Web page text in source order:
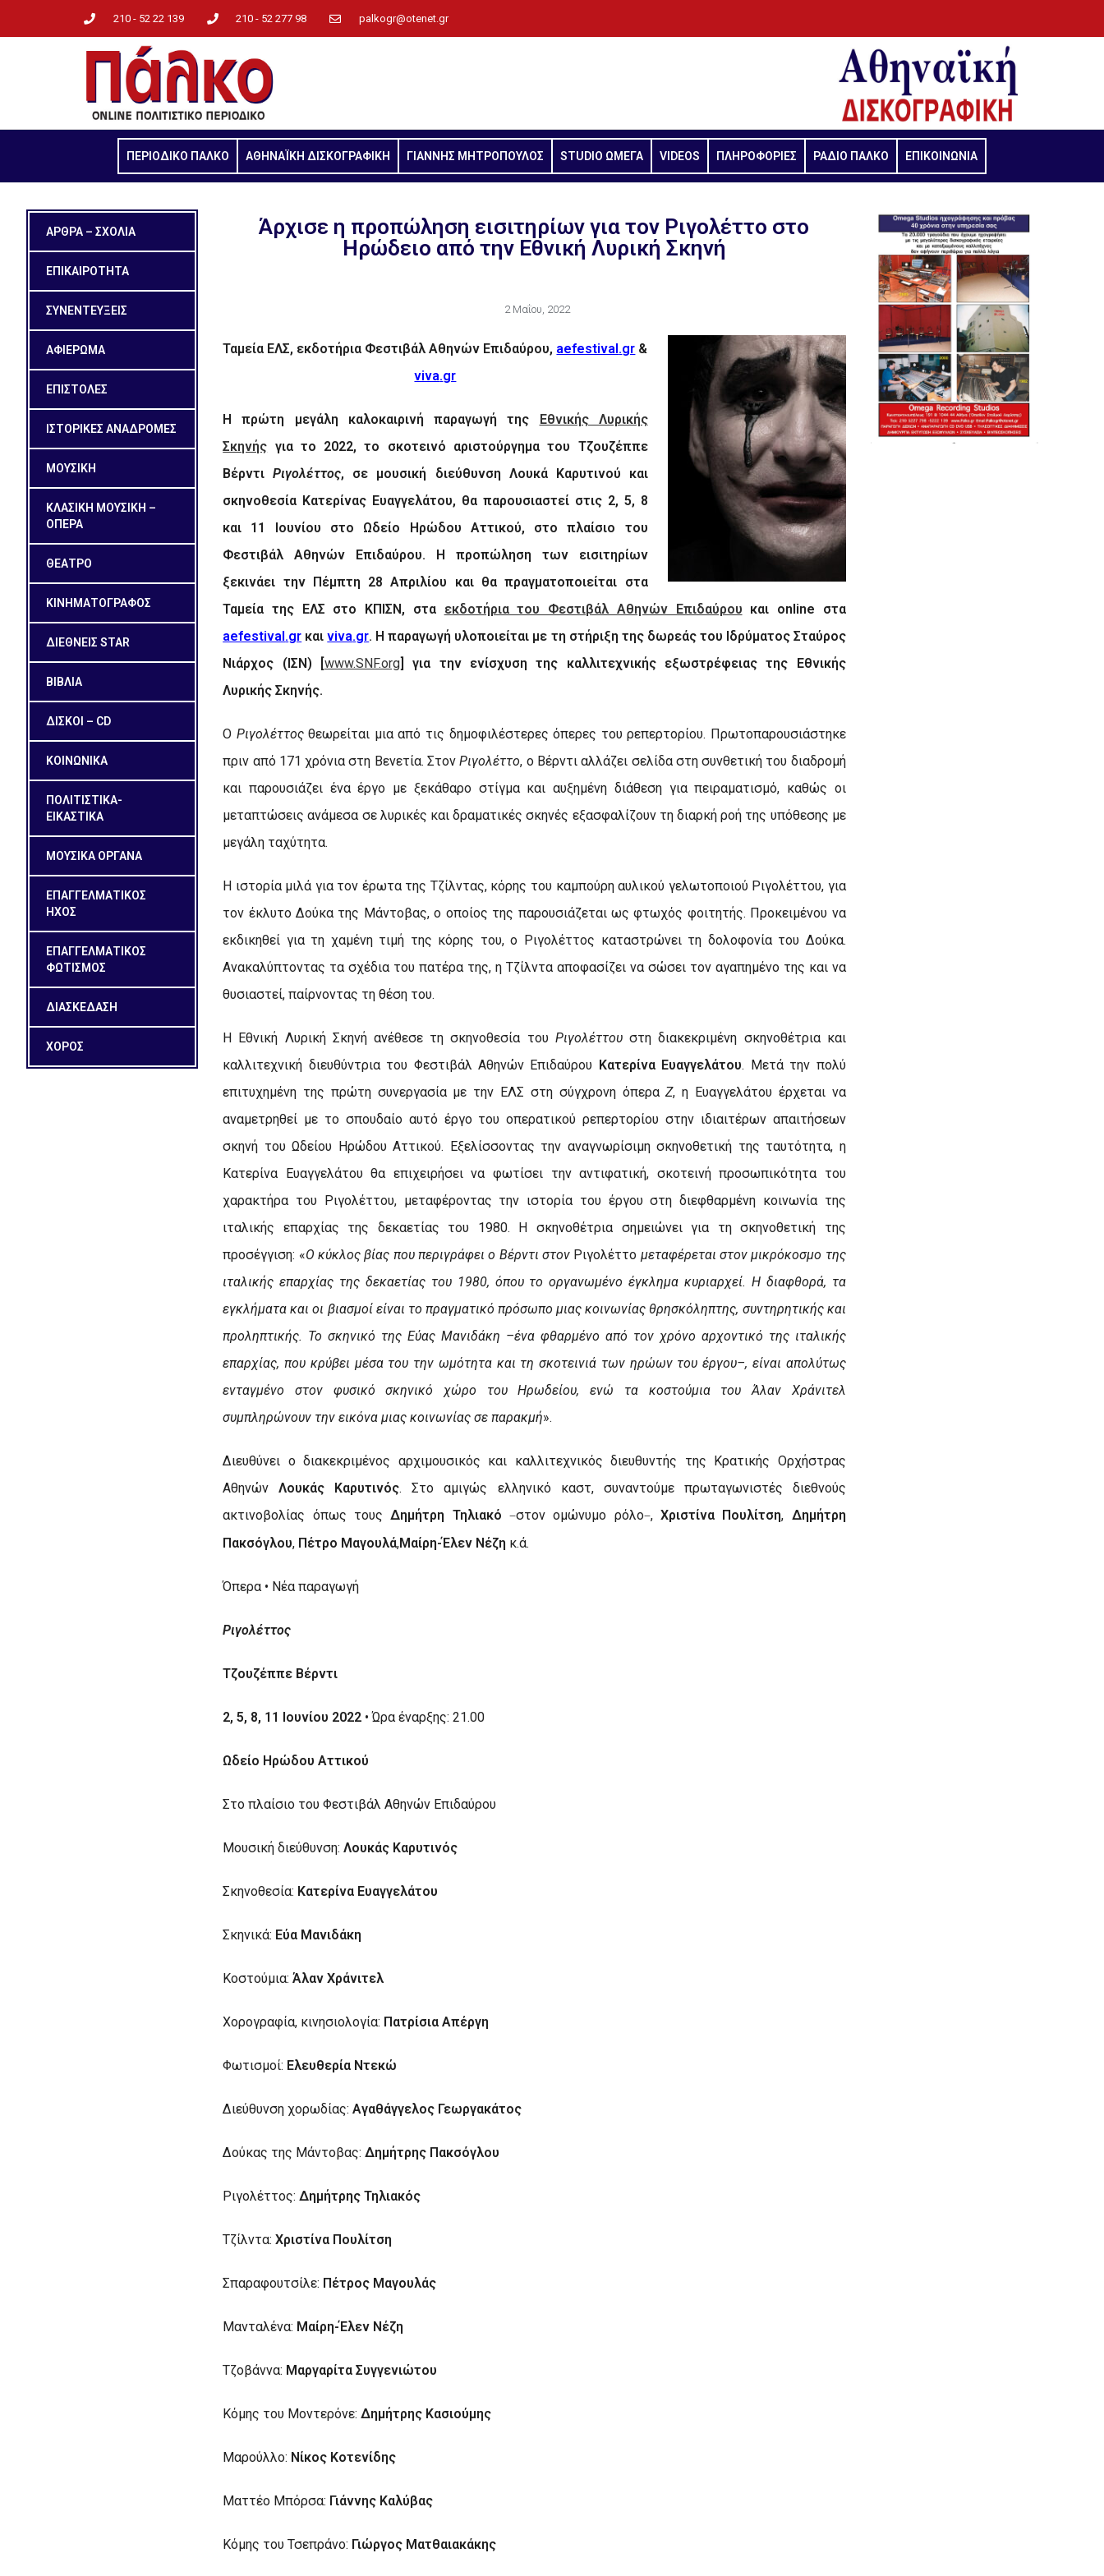
210 - 52 22 139 210 - 52 277 98 palkogr@otenet.gr
ΠΕΡΙΟΔΙΚΟ ΠΑΛΚΟ ΑΘΗΝΑΪΚΗ ΔΙΣΚΟΓΡΑΦΙΚΗ ΓΙΑΝΝΗΣ ΜΗΤΡΟΠΟΥΛΟΣ STUDIO ΩΜΕΓΑ VIDEOS ΠΛΗΡΟΦΟΡΙΕΣ ΡΑΔΙΟ ΠΑΛΚΟ ΕΠΙΚΟΙΝΩΝΙΑ
ΑΡΘΡΑ – ΣΧΟΛΙΑ
ΕΠΙΚΑΙΡΟΤΗΤΑ
ΣΥΝΕΝΤΕΥΞΕΙΣ
ΑΦΙΕΡΩΜΑ
ΕΠΙΣΤΟΛΕΣ
ΙΣΤΟΡΙΚΕΣ ΑΝΑΔΡΟΜΕΣ
ΜΟΥΣΙΚΗ
ΚΛΑΣΙΚΗ ΜΟΥΣΙΚΗ –
ΟΠΕΡΑ
ΘΕΑΤΡΟ
ΚΙΝΗΜΑΤΟΓΡΑΦΟΣ
ΔΙΕΘΝΕΙΣ STAR
ΒΙΒΛΙΑ
ΔΙΣΚΟΙ – CD
ΚΟΙΝΩΝΙΚΑ
ΠΟΛΙΤΙΣΤΙΚΑ-
ΕΙΚΑΣΤΙΚΑ
ΜΟΥΣΙΚΑ ΟΡΓΑΝΑ
ΕΠΑΓΓΕΛΜΑΤΙΚΟΣ
ΗΧΟΣ
ΕΠΑΓΓΕΛΜΑΤΙΚΟΣ
ΦΩΤΙΣΜΟΣ
ΔΙΑΣΚΕΔΑΣΗ
ΧΟΡΟΣ
Άρχισε η προπώληση εισιτηρίων για τον Ριγολέττο στο
Ηρώδειο από την Εθνική Λυρική Σκηνή
2 Μαΐου, 2022
Ταμεία ΕΛΣ, εκδοτήρια Φεστιβάλ Αθηνών Επιδαύρου, aefestival .gr &
viva.gr
Η πρώτη μεγάλη καλοκαιρινή παραγωγή της
Εθνικής Λυρικής
Σκηνής για το 2022, το σκοτεινό αριστούργημα του Τζουζέππε
ΒέρντιΡιγολέττος, σε μουσική διεύθυνση Λουκά Καρυτινού και
σκηνοθεσία Κατερίνας Ευαγγελάτου, θα παρουσιαστεί στις 2, 5, 8
και 11 Ιουνίου στο Ωδείο Ηρώδου Αττικού, στο πλαίσιο του
Φεστιβάλ Αθηνών Επιδαύρου. Η προπώληση των εισιτηρίων
ξεκινάει την Πέμπτη 28 Απριλίου και θα πραγματοποιείται στα
Ταμεία της ΕΛΣ στο ΚΠΙΣΝ, στα εκδοτήρια του Φεστιβάλ Αθηνών Επιδαύρου και online στα
aefestival .gr καιviva.gr. Η παραγωγή υλοποιείται με τη στήριξη της δωρεάς του Ιδρύματος Σταύρος
Νιάρχος (ΙΣΝ) [ www.SNF.org] για την ενίσχυση της καλλιτεχνικής εξωστρέφειας της Εθνικής
Λυρικής Σκηνής.
Ο Ριγολέττοςθεωρείται μια από τις δημοφιλέστερες όπερες του ρεπερτορίου. Πρωτοπαρουσιάστηκε
πριν από 171 χρόνια στη Βενετία. ΣτονΡιγολέττο, ο Βέρντι αλλάζει σελίδα στη συνθετική του διαδρομή
και παρουσιάζει ένα έργο με ξεκάθαρο στίγμα και αυξημένη διάθεση για πειραματισμό, καθώς οι
μεταπτώσεις ανάμεσα σε λυρικές και δραματικές σκηνές εξασφαλίζουν τη διαρκή ροή της υπόθεσης με
μεγάλη ταχύτητα.
Η ιστορία μιλά για τον έρωτα της Τζίλντας, κόρης του καμπούρη αυλικού γελωτοποιού Ριγολέττου, για
τον έκλυτο Δούκα της Μάντοβας, ο οποίος της παρουσιάζεται ως φτωχός φοιτητής. Προκειμένου να
εκδικηθεί για τη χαμένη τιμή της κόρης του, ο Ριγολέττος καταστρώνει τη δολοφονία του Δούκα.
Ανακαλύπτοντας τα σχέδια του πατέρα της, η Τζίλντα αποφασίζει να σώσει τον αγαπημένο της και να
θυσιαστεί, παίρνοντας τη θέση του.
Η Εθνική Λυρική Σκηνή ανέθεσε τη σκηνοθεσία του Ριγολέττουστη διακεκριμένη σκηνοθέτρια και
καλλιτεχνική διευθύντρια του Φεστιβάλ Αθηνών Επιδαύρου
Κατερίνα Ευαγγελάτου. Μετά την πολύ
επιτυχημένη της πρώτη συνεργασία με την ΕΛΣ στη σύγχρονη όπεραΖ, η Ευαγγελάτου έρχεται να
αναμετρηθεί με το σπουδαίο αυτό έργο του οπερατικού ρεπερτορίου στην ιδιαιτέρων απαιτήσεων
σκηνή του Ωδείου Ηρώδου Αττικού. Εξελίσσοντας την αναγνωρίσιμη σκηνοθετική της ταυτότητα, η
Κατερίνα Ευαγγελάτου θα επιχειρήσει να φωτίσει την αντιφατική, σκοτεινή προσωπικότητα του
χαρακτήρα του Ριγολέττου, μεταφέροντας την ιστορία του έργου στη διεφθαρμένη κοινωνία της
ιταλικής επαρχίας της δεκαετίας του 1980. Η σκηνοθέτρια σημειώνει για τη σκηνοθετική της
προσέγγιση: «Ο κύκλος βίας που περιγράφει ο Βέρντι στον Ριγολέττο μεταφέρεται στον μικρόκοσμο της
ιταλικής επαρχίας της δεκαετίας του 1980, όπου το οργανωμένο έγκλημα κυριαρχεί. Η διαφθορά, τα
εγκλήματα και οι βιασμοί είναι το πραγματικό πρόσωπο μιας κοινωνίας θρησκόληπτης, συντηρητικής και
προληπτικής. Το σκηνικό της Εύας Μανιδάκη –ένα φθαρμένο από τον χρόνο αρχοντικό της ιταλικής
επαρχίας, που κρύβει μέσα του την ωμότητα και τη σκοτεινιά των ηρώων του έργου–, είναι απολύτως
ενταγμένο στον φυσικό σκηνικό χώρο του Ηρωδείου, ενώ τα κοστούμια του Άλαν Χράνιτελ
συμπληρώνουν την εικόνα μιας κοινωνίας σε παρακμή».
Διευθύνει ο διακεκριμένος αρχιμουσικός και καλλιτεχνικός διευθυντής της Κρατικής Ορχήστρας
ΑθηνώνΛουκάς Καρυτινός. Στο αμιγώς ελληνικό καστ, συναντούμε πρωταγωνιστές διεθνούς
ακτινοβολίας όπως τουςΔημήτρη Τηλιακό –στον ομώνυμο ρόλο–,Χριστίνα Πουλίτση, Δημήτρη
Πακσόγλου, Πέτρο Μαγουλά,Μαίρη-Έλεν Νέζη κ.ά.
Όπερα • Νέα παραγωγή
Ριγολέττος
Τζουζέππε Βέρντι
2, 5, 8, 11 Ιουνίου 2022 • Ώρα έναρξης: 21.00
Ωδείο Ηρώδου Αττικού
Στο πλαίσιο του Φεστιβάλ Αθηνών Επιδαύρου
Μουσική διεύθυνση:Λουκάς Καρυτινός
Σκηνοθεσία: Κατερίνα Ευαγγελάτου
Σκηνικά: Εύα Μανιδάκη
Κοστούμια: Άλαν Χράνιτελ
Χορογραφία, κινησιολογία: Πατρίσια Απέργη
Φωτισμοί: Ελευθερία Ντεκώ
Διεύθυνση χορωδίας: Αγαθάγγελος Γεωργακάτος
Δούκας της Μάντοβας: Δημήτρης Πακσόγλου
Ριγολέττος:Δημήτρης Τηλιακός
Τζίλντα:Χριστίνα Πουλίτση
Σπαραφουτσίλε: Πέτρος Μαγουλάς
Μανταλένα: Μαίρη-Έλεν Νέζη
Τζοβάννα: Μαργαρίτα Συγγενιώτου
Κόμης του Μοντερόνε:Δημήτρης Κασιούμης
Μαρούλλο: Νίκος Κοτενίδης
Ματτέο Μπόρσα: Γιάννης Καλύβας
Κόμης του Τσεπράνο: Γιώργος Ματθαιακάκης